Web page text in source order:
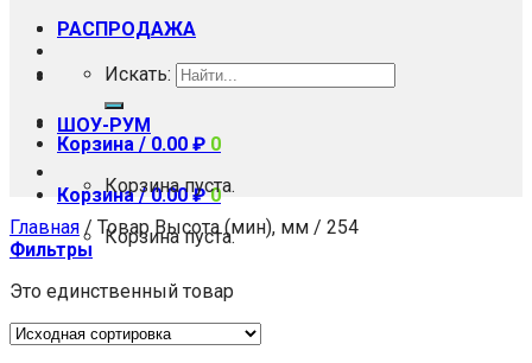
РАСПРОДАЖА
ШОУ-РУМ
Корзина /0.00₽ 0
Корзина пуста.
Искать:
Корзина / 0.00 ₽ 0
Корзина пуста.
Главная / Товар Высота (мин), мм / 254
Фильтры
Это единственный товар